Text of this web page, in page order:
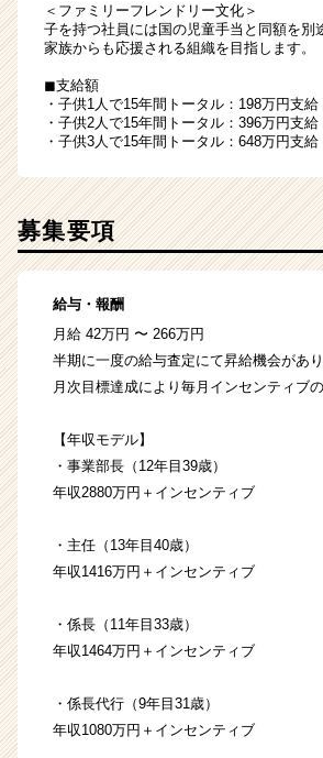
＜ファミリーフレンドリー文化＞
子を持つ社員には国の児童手当と同額を別
家族からも応援される組織を目指します。
◼︎支給額
・子供1人で15年間トータル：198万円支給
・子供2人で15年間トータル：396万円支給
・子供3人で15年間トータル：648万円支給
募集要項
給与・報酬
月給 42万円 〜 266万円
半期に一度の給与査定にて昇給機会があり
月次目標達成により毎月インセンティブ
【年収モデル】
・事業部長（12年目39歳）
年収2880万円＋インセンティブ
・主任（13年目40歳）
年収1416万円＋インセンティブ
・係長（11年目33歳）
年収1464万円＋インセンティブ
・係長代行（9年目31歳）
年収1080万円＋インセンティブ